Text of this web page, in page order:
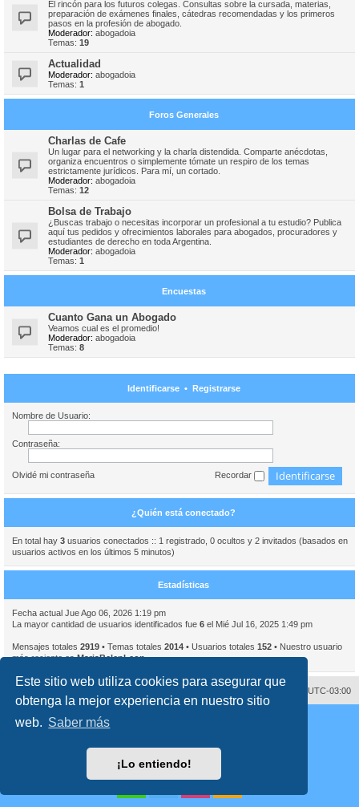
Este sitio web utiliza cookies para asegurar que
obtenga la mejor experiencia en nuestro sitio
web. Saber más
¡Lo entiendo!
El rincón para los futuros colegas. Consultas sobre la cursada, materias,
preparación de exámenes finales, cátedras recomendadas y los primeros
pasos en la profesión de abogado.
Moderador: abogadoia
Temas: 19
Actualidad
Moderador: abogadoia
Temas: 1
Foros Generales
Charlas de Cafe
Un lugar para el networking y la charla distendida. Comparte anécdotas,
organiza encuentros o simplemente tómate un respiro de los temas
estrictamente jurídicos. Para mí, un cortado.
Moderador: abogadoia
Temas: 12
Bolsa de Trabajo
¿Buscas trabajo o necesitas incorporar un profesional a tu estudio? Publica
aquí tus pedidos y ofrecimientos laborales para abogados, procuradores y
estudiantes de derecho en toda Argentina.
Moderador: abogadoia
Temas: 1
Encuestas
Cuanto Gana un Abogado
Veamos cual es el promedio!
Moderador: abogadoia
Temas: 8
Identificarse• Registrarse
Nombre de Usuario:
Contraseña:
Olvidé mi contraseña Recordar
¿Quién está conectado?
En total hay 3 usuarios conectados :: 1 registrado, 0 ocultos y 2 invitados (basados en
usuarios activos en los últimos 5 minutos)
Estadísticas
Fecha actual Jue Ago 06, 2026 1:19 pm
La mayor cantidad de usuarios identificados fue 6 el Mié Jul 16, 2025 1:49 pm
Mensajes totales 2919 • Temas totales 2014 • Usuarios totales 152 • Nuestro usuario
más reciente esMariaBelenLeon
Todos los horarios son UTC-03:00
Borrar cookies
Desarrollado por
® Forum Software © phpBB Limited
Traducción al español porphpBB España
Condiciones